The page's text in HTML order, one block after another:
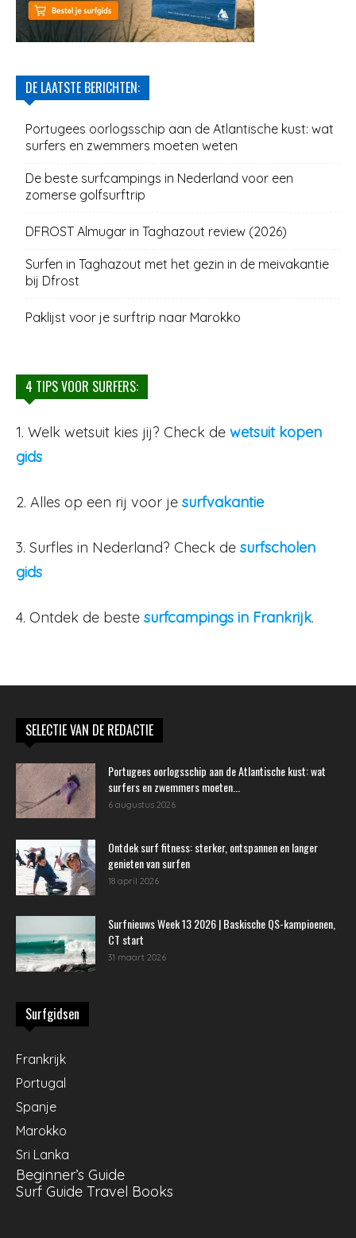
DE LAATSTE BERICHTEN:
Portugees oorlogsschip aan de Atlantische kust: wat
surfers en zwemmers moeten weten
De beste surfcampings in Nederland voor een
zomerse golfsurftrip
DFROST Almugar in Taghazout review (2026)
Surfen in Taghazout met het gezin in de meivakantie
bij Dfrost
Paklijst voor je surftrip naar Marokko
4 TIPS VOOR SURFERS:
1. Welk wetsuit kies jij? Check de wetsuit kopen
gids
2. Alles op een rij voor je surfvakantie
3. Surfles in Nederland? Check de surfscholen
gids
4. Ontdek de beste surfcampings in Frankrijk.
SELECTIE VAN DE REDACTIE
Portugees oorlogsschip aan de Atlantische kust: wat
surfers en zwemmers moeten...
6 augustus 2026
Ontdek surf fitness: sterker, ontspannen en langer
genieten van surfen
18 april 2026
Surfnieuws Week 13 2026 | Baskische QS-kampioenen,
CT start
31 maart 2026
Surfgidsen
Frankrijk
Portugal
Spanje
Marokko
Sri Lanka
Beginner’s Guide
Surf Guide Travel Books